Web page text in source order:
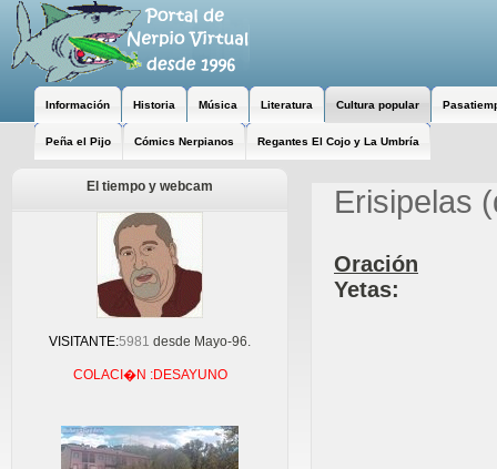
Información Historia Música Literatura Cultura popular
Peña el Pijo Cómics Nerpianos Regantes El Cojo y La Umbría
El tiempo y webcam
VISITANTE:5981 desde Mayo-96.
COLACI�N :DESAYUNO
Erisipelas
Oración
Yetas: